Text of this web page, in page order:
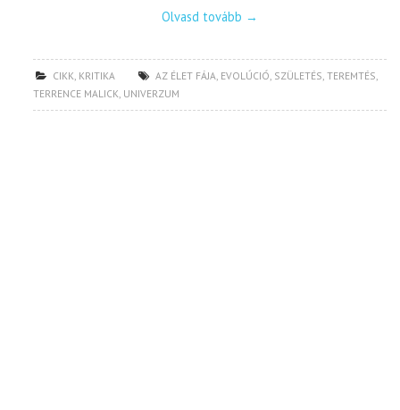
Olvasd tovább →
CIKK, KRITIKA AZ ÉLET FÁJA, EVOLÚCIÓ, SZÜLETÉS,TEREMTÉS,
TERRENCE MALICK, UNIVERZUM